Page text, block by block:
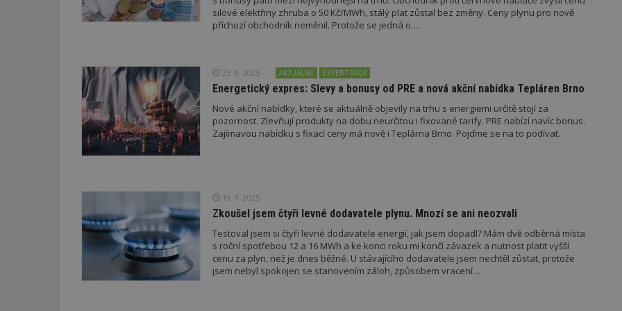
silové elektřiny zhruba o 50 Kč/MWh, stálý plat zůstal bez změny. Ceny plynu pro nově
příchozí obchodník neměnil. Protože se jedná o…
23. 9. 2025 AKTUÁLNĚ EXPERT RADÍ
Energetický expres: Slevy a bonusy od PRE a nová akční nabídka Tepláren Brno
Nové akční nabídky, které se aktuálně objevily na trhu s energiemi určitě stojí za
pozornost. Zlevňují produkty na dobu neurčitou i fixované tarify. PRE nabízí navíc bonus.
Zajímavou nabídku s fixací ceny má nově i Teplárna Brno. Pojďme se na to podívat.
19. 9. 2025
Zkoušel jsem čtyři levné dodavatele plynu. Mnozí se ani neozvali
Testoval jsem si čtyři levné dodavatele energií, jak jsem dopadl? Mám dvě odběrná místa
s roční spotřebou 12 a 16 MWh a ke konci roku mi končí závazek a nutnost platit vyšší
cenu za plyn, než je dnes běžné. U stávajícího dodavatele jsem nechtěl zůstat, protože
jsem nebyl spokojen se stanovením záloh, způsobem vracení…
vzorkování dat definovaného limitem
vašeho webu.
identifikátorem přidruženého účtu
id
www.estav.cz 1 rok
Tento soubor cookie se používá k
uživatele
_hjFirstSeen
Hotjar Ltd
29
Soubor cookie je nastaven tak, aby
sekund
counter www.estav.cz
29
minut
53
sekund
Tento soubor cookie se používá k
uživatele